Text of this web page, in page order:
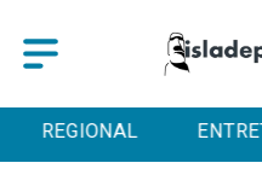
ENTRETENCIÓN